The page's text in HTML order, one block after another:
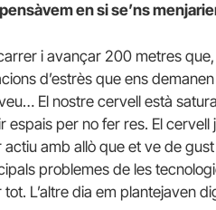
en si se’ns
i avançar 200 metres
d’estrès que ens
El nostre cervell està
per no fer res. El
amb allò que et ve de
problemes de les
L’altre dia em plantejaven